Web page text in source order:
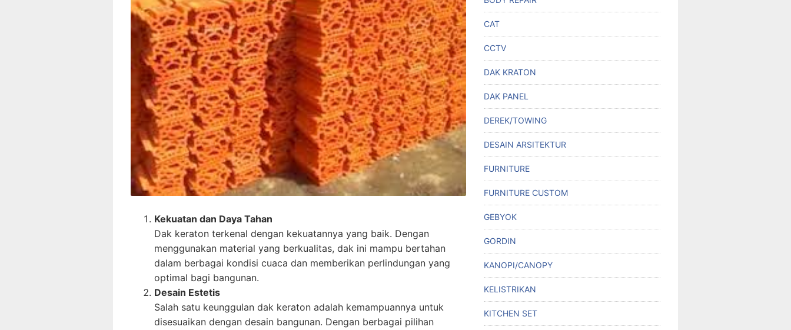
Kekuatan dan Daya Tahan
Dak keraton terkenal dengan kekuatannya yang baik. Dengan
menggunakan material yang berkualitas, dak ini mampu bertahan
dalam berbagai kondisi cuaca dan memberikan perlindungan yang
optimal bagi bangunan.
Desain Estetis
Salah satu keunggulan dak keraton adalah kemampuannya untuk
disesuaikan dengan desain bangunan. Dengan berbagai pilihan
CAT
CCTV
DAK KRATON
DAK PANEL
DEREK/TOWING
DESAIN ARSITEKTUR
FURNITURE
FURNITURE CUSTOM
GEBYOK
GORDIN
KANOPI/CANOPY
KELISTRIKAN
KITCHEN SET